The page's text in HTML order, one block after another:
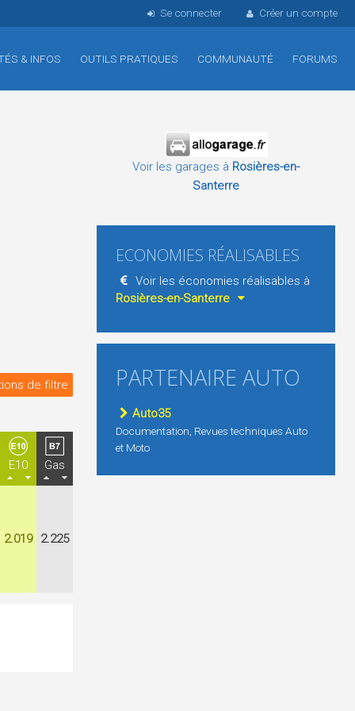
Se connecter Créer un compte
& INFOS OUTILS PRATIQUES COMMUNAUTÉ FORUMS
de filtre
E10
Gas
2.019 2.225
Voir les garages à Rosières-en-
Santerre
ECONOMIES RÉALISABLES
Voir les économies réalisables à
Rosières-en-Santerre
PARTENAIRE AUTO
Auto35
Documentation, Revues techniques Auto
et Moto